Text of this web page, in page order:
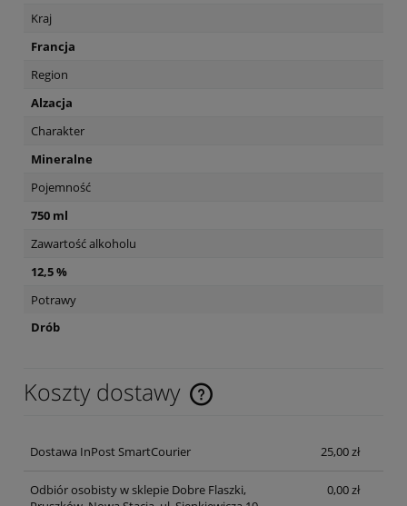
Kraj
Francja
Region
Alzacja
Charakter
Mineralne
Pojemność
750 ml
Zawartość alkoholu
12,5 %
Potrawy
Drób
Koszty dostawy
Cena nie zawiera ewentualnych kosztów płatności
Dostawa InPost SmartCourier 25,00 zł
Odbiór osobisty w sklepie Dobre Flaszki,
0,00 zł